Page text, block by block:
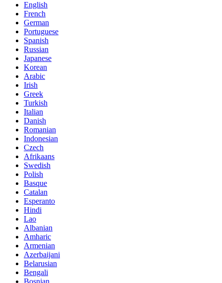
English
French
German
Portuguese
Spanish
Russian
Japanese
Korean
Arabic
Irish
Greek
Turkish
Italian
Danish
Romanian
Indonesian
Czech
Afrikaans
Swedish
Polish
Basque
Catalan
Esperanto
Hindi
Lao
Albanian
Amharic
Armenian
Azerbaijani
Belarusian
Bengali